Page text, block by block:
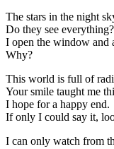
The stars in the night
Do they see
I open the window and
Why?
This world is full of
Your smile taught me
I hope for a happy end.
If only I could say it,
I can only watch from